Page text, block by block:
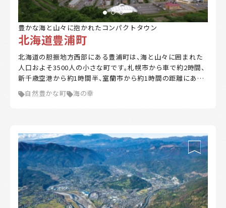
絞り込み
都道府県
自治体の特徴
海に近い
森林が豊か 暖かい地域
涼しい地域
豊かな海と山々に抱かれたコンパクトタウン
北海道豊浦町
北海道の胆振地方西部にある豊浦町は、海と山々に囲まれた
人口およそ3500人の小さな町です。札幌市から車で約2時間、
新千歳空港から約1時間半、室蘭市から約1時間の距離にあり
ます。 海流の影響で夏は涼しく、冬は道内でも比較的温暖な
気候です。噴火湾（内浦湾）ではホタテの養殖が盛んに行われ、
産地としても知られ、ジャガイモやアサツキの栽培のほか、畜
産業も活発です。 市街地は豊浦漁港・JR豊浦駅を中心にコン
パクトにまとまっています。大自然を身近に感じながら、利便
性の高い暮らしをかなえることができる町です。
自然豊かな町 海の幸